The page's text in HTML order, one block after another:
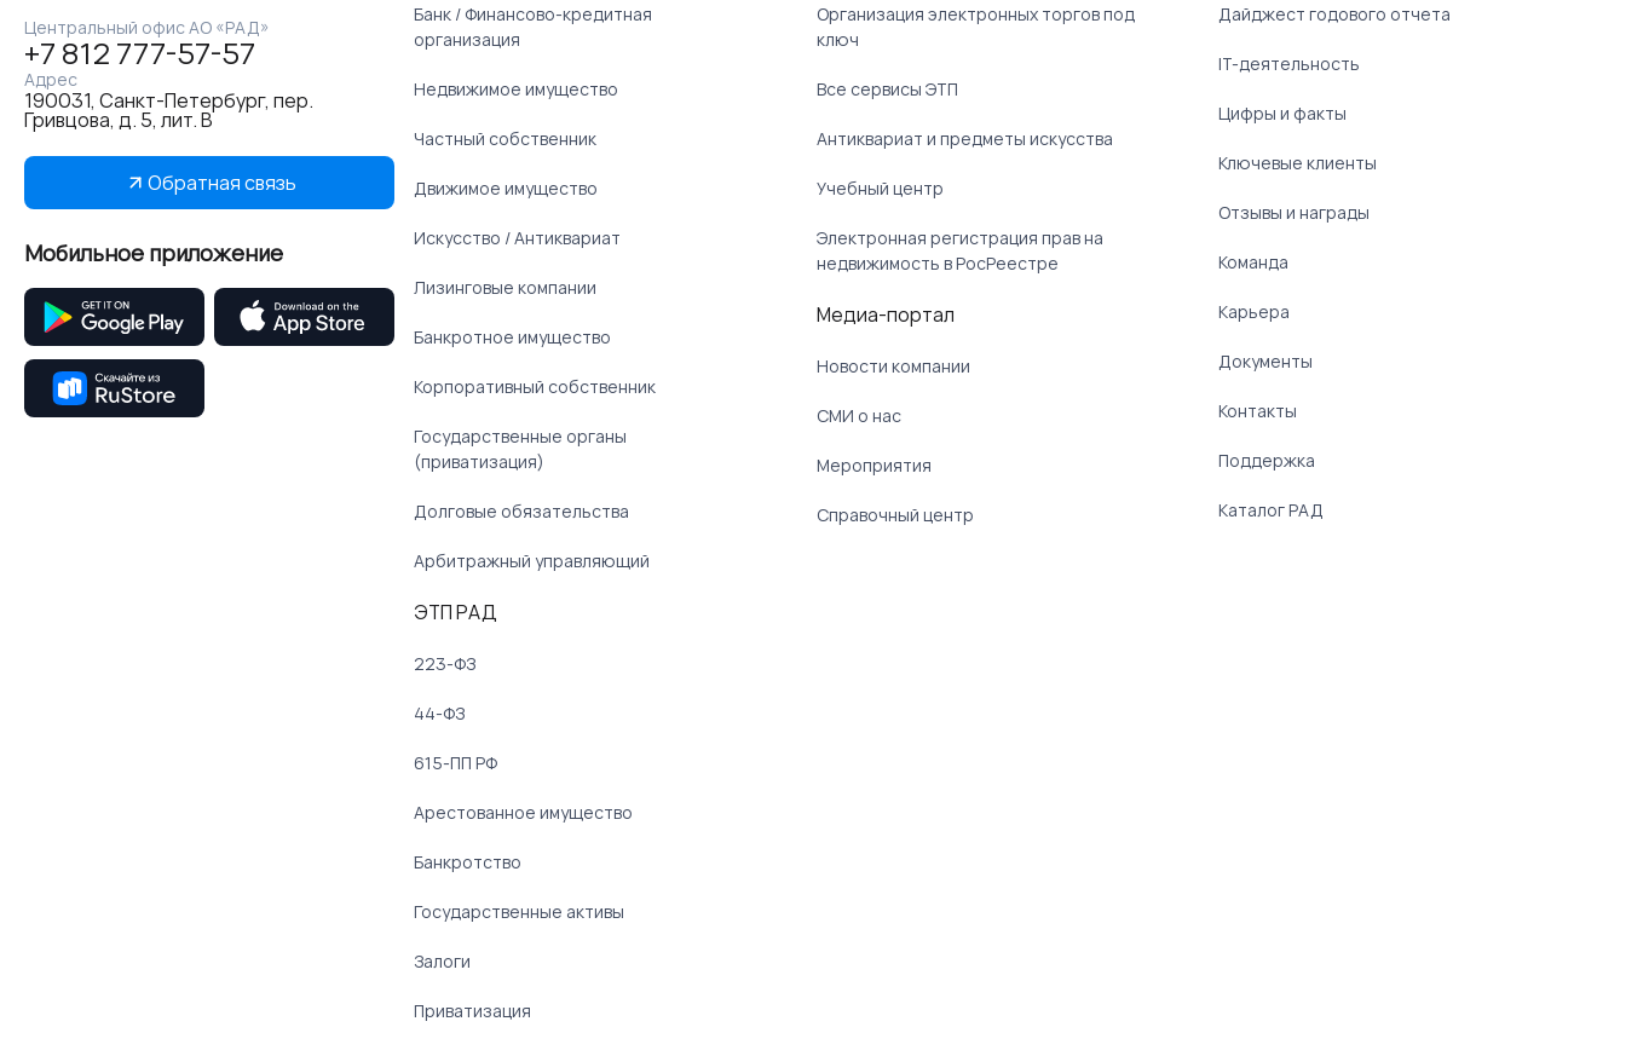
Центральный офис АО «РАД»
+7 812 777-57-57
Адрес
190031, Санкт-Петербург, пер.
Гривцова, д. 5, лит. В
Обратная связь
Мобильное приложение
Банк / Финансово-кредитная
организация
Недвижимое имущество
Частный собственник
Движимое имущество
Искусство / Антиквариат
Лизинговые компании
Банкротное имущество
Корпоративный собственник
Государственные органы
(приватизация)
Долговые обязательства
Арбитражный управляющий
ЭТП РАД
223-ФЗ
44-ФЗ
615-ПП РФ
Арестованное имущество
Банкротство
Государственные активы
Залоги
Приватизация
Организация электронных торгов под
ключ
Все сервисы ЭТП
Антиквариат и предметы искусства
Учебный центр
Электронная регистрация прав на
недвижимость в РосРеестре
Медиа-портал
Новости компании
СМИ о нас
Мероприятия
Справочный центр
Дайджест годового отчета
IT-деятельность
Цифры и факты
Ключевые клиенты
Отзывы и награды
Команда
Карьера
Документы
Контакты
Поддержка
Каталог РАД